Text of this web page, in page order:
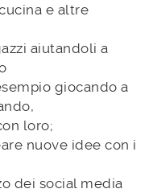
e altre
aiutandoli a
giocando a
loro;
nuove idee con i
dei social media